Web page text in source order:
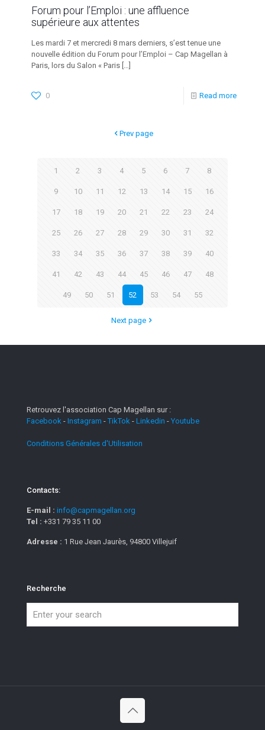
Forum pour l’Emploi : une affluence
supérieure aux attentes
Les mardi 7 et mercredi 8 mars derniers, s’est tenue une
nouvelle édition du Forum pour l’Emploi – Cap Magellan à
Paris, lors du Salon « Paris
0 Read more
Prev page
1 2 3 4 5 6 7 8
9 10 11 12 13 14 15 16
17 18 19 20 21 22 23 24
25 26 27 28 29 30 31 32
33 34 35 36 37 38 39 40
41 42 43 44 45 46 47 48
49 50 51 52 53 54 55
Next page
Retrouvez l'association Cap Magellan sur :
Facebook - Instagram -TikTok - Linkedin - Youtube
Conditions Générales d'Utilisation
Contacts:
E-mail : info@capmagellan.org
Tel : +331 79 35 11 00
Adresse : 1 Rue Jean Jaurès, 94800 Villejuif
Recherche